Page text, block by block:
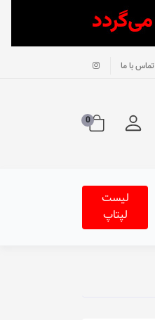
تماس با ما
0
لیست
لپتاپ